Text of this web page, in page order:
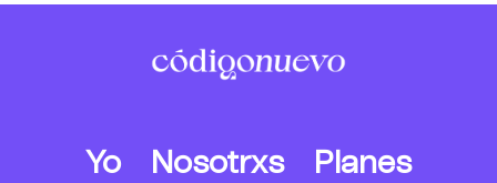
Yo Nosotrxs
Planes